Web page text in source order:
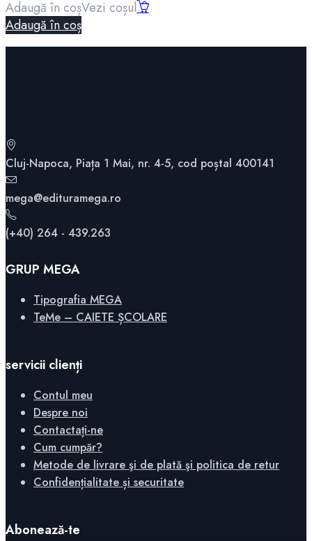
Adaugă în coșVezi coșul
Adaugă în coș
Cluj-Napoca, Piața 1 Mai, nr. 4-5, cod poștal 400141
mega@edituramega.ro
(+40) 264 - 439.263
GRUP MEGA
Tipografia MEGA
TeMe – CAIETE ȘCOLARE
servicii clienți
Contul meu
Despre noi
Contactați-ne
Cum cumpăr?
Metode de livrare şi de plată şi politica de retur
Confidențialitate și securitate
Abonează-te